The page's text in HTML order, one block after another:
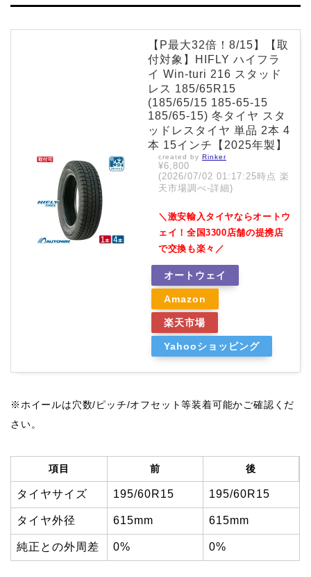
【P最大32倍！8/15】【取
付対象】HIFLY ハイフラ
イ Win-turi 216 スタッド
レス 185/65R15
(185/65/15 185-65-15
185/65-15) 冬タイヤ スタ
ッドレスタイヤ 単品 2本 4
本 15インチ【2025年製】
created by Rinker
¥6,800
(2026/07/02 01:17:25時点 楽
天市場調べ-詳細)
＼激安輸入タイヤならオートウ
ェイ！全国3300店舗の提携店
で交換も楽々／
オートウェイ
Amazon
楽天市場
Yahooショッピング
※ホイールは穴数/ピッチ/オフセット等装着可能かご確認くだ
さい。
項目 前 後
タイヤサイズ 195/60R15 195/60R15
タイヤ外径 615mm 615mm
純正との外周差 0% 0%